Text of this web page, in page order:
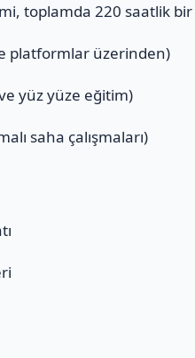
toplamda 220 saatlik
platformlar üzerinden)
yüz yüze eğitim)
saha çalışmaları)